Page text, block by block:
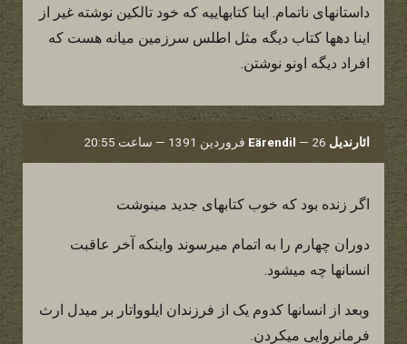
داستانهای ناتمام. اینا کتابهاییه که خود تالکین نوشته غیر از
اینا دهها کتاب دیگه مثل اطلس سرزمین میانه هست که
افراد دیگه اونو نوشتن.
ائارندیل Eärendil — 26 فروردین 1391 — ساعت 20:55
اگر زنده بود که خوب کتابهای جدید مینوشت
دوران چهارم را به اتمام میرسوند واینکه آخر عاقبت
انسانها چه میشود.
وبعد از انسانها کدوم یک از فرزندان ایلوواتار بر میدل ارث
فرمانروایی میکردن.